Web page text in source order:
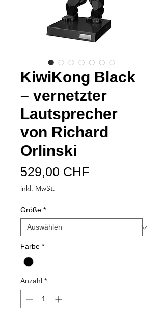
KiwiKong Black
– vernetzter
Lautsprecher
von Richard
Orlinski
529,00 CHFPreis
inkl. MwSt.
Größe *
Farbe *
Anzahl *